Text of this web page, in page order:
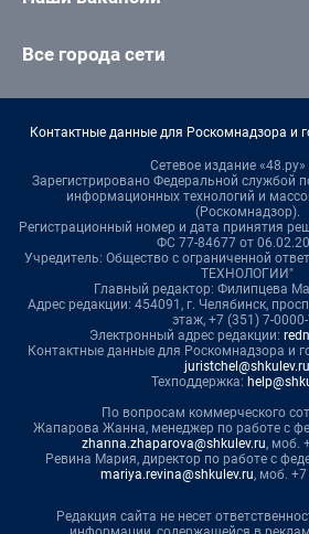
Все города сети
Контактные данные для Роскомнадзора и
Сетевое издание «48.ру»
Зарегистрировано Федеральной службой
информационных технологий и
(Роскомнадзор).
Регистрационный номер и дата принятия
ФС 77-84677 от
Учредитель: Общество с ограниченной
ТЕХНОЛОГИИ"
Главный редактор: Филипцева
Адрес редакции: 454091, г. Челябинск,
этаж, +7 (351) 7-
Электронный адрес редакции:
Контактные данные для Роскомнадзора и
juristchel@shkulev.ru
Техподдержка:
По вопросам коммерческого
Жапарова Жанна, менеджер по работе с
zhanna.zhaparova@shkulev.ru, моб.
Ревина Мария, директор по работе с
mariya.revina@shkulev.ru, моб.
Редакция сайта не несет